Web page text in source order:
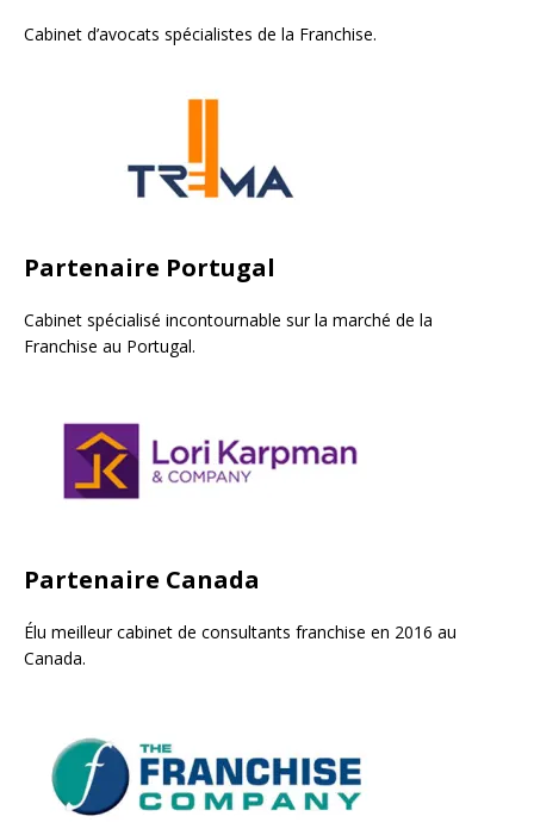
Cabinet d’avocats spécialistes de la Franchise.
Partenaire Portugal
Cabinet spécialisé incontournable sur la marché de la
Franchise au Portugal.
Partenaire Canada
Élu meilleur cabinet de consultants franchise en 2016 au
Canada.